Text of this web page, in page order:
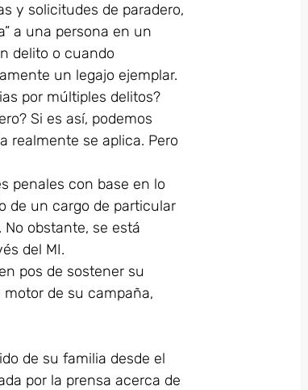
y solicitudes de paradero,
a una persona en un
delito o cuando
un legajo ejemplar.
por múltiples delitos?
Si es así, podemos
realmente se aplica. Pero
penales con base en lo
de un cargo de particular
obstante, se está
del MI.
pos de sostener su
de su campaña,
de su familia desde el
por la prensa acerca de